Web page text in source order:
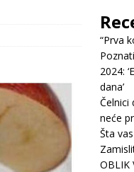
“Prva
2024:
dana’
Čelnici
neće
Šta
OBLIK